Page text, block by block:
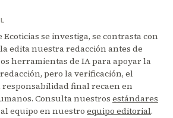
se investiga, se contrasta con
edita nuestra redacción antes de
herramientas de IA para apoyar la
pero la verificación, el
final recaen en
Consulta nuestros estándares
equipo en nuestro equipo editorial.